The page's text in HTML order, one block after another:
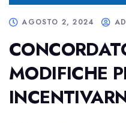
AGOSTO 2, 2024
MODIFICHE